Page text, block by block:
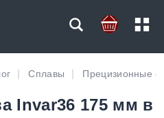
Сплавы Прецизионные
Invar36 175 мм в